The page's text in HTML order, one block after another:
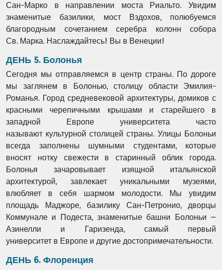
Сан-Марко в направлении моста Риальто. Увидим
знаменитые базилики, мост Вздохов, полюбуемся
благородным сочетанием серебра колонн собора
Св. Марка. Наслаждайтесь! Вы в Венеции!
ДЕНЬ 5. Болонья
Сегодня мы отправляемся в центр страны. По дороге
мы заглянем в Болонью, столицу области Эмилия-
Романья. Город средневековой архитектуры, домиков с
красными черепичными крышами и старейшего в
западной Европе университета часто
называют культурной столицей страны. Улицы Болоньи
всегда заполнены шумными студентами, которые
вносят нотку свежести в старинный облик города.
Болонья зачаровывает изящной итальянской
архитектурой, завлекает уникальными музеями,
влюбляет в себя шармом молодости. Мы увидим
площадь Маджоре, базилику Сан-Петронио, дворцы
Коммунале и Подеста, знаменитые башни Болоньи –
Азинелли и Гаризенда, самый первый
университет в Европе и другие достопримечательности.
ДЕНЬ 6. Флоренция